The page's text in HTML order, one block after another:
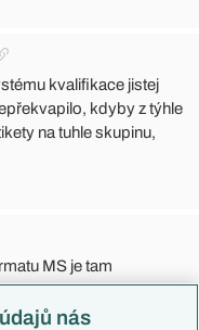
kvalifikace jistej
kdyby z týhle
na tuhle skupinu,
MS je tam
az po skupinach.
nás